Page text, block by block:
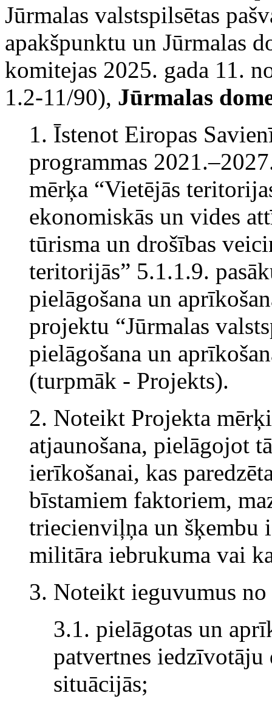
Jūrmalas valstspilsētas
apakšpunktu un Jūrmalas
komitejas 2025. gada 11.
1.2-11/90), Jūrmalas
1. Īstenot Eiropas
programmas
mērķa “Vietējās
ekonomiskās un vides
tūrisma un drošības
teritorijās” 5.1.1.9.
pielāgošana un
projektu “Jūrmalas
pielāgošana un
(turpmāk - Projekts).
2. Noteikt Projekta
atjaunošana, pielāgojot
ierīkošanai, kas
bīstamiem faktoriem,
triecienviļņa un šķembu
militāra iebrukuma vai
3. Noteikt ieguvumus no
3.1. pielāgotas un
patvertnes iedzīvotāju
situācijās;